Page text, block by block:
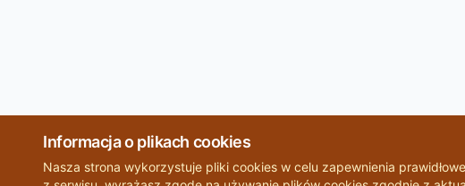
Informacja o plikach cookies
Nasza strona wykorzystuje pliki cookies w celu zapewnienia